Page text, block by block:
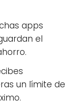
apps
el
un límite de